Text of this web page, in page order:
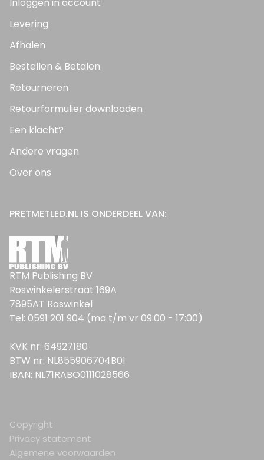
Levering
Afhalen
Bestellen & Betalen
Retourneren
Retourformulier downloaden
Een klacht?
Andere vragen
Over ons
PRETMETLED.NL IS ONDERDEEL VAN:
RTM Publishing BV
Roswinkelerstraat 169A
7895AT Roswinkel
Tel: 0591 201 904 (ma t/m vr 09:00 - 17:00)
KVK nr: 64927180
BTW nr: NL855906704B01
IBAN: NL71RABO0111028566
Copyright
Privacy statement
Algemene voorwaarden